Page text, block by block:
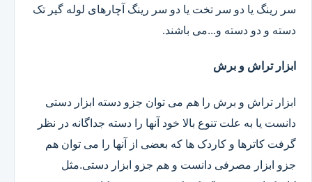
سر رینگ یا دو سر تخت یا دو سر رینگ آچارهای لوله گیر تک
دسته و دو دسته و...می باشند.
ابزار تراش و برش
ابزار تراش و برش را هم می توان جزو دسته ابزار دستی
دانست یا به علت تنوع بالا خود آنها را دسته جداگانه در نظر
گرفت کاترها و کاردک ها که بعضی از آنها را می توان هم
جزو ابزار مصرفی دانست و هم جزو ابزار دستی.مثل